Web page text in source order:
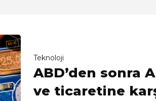
Teknoloji
ABD’den sonra
ve ticaretine